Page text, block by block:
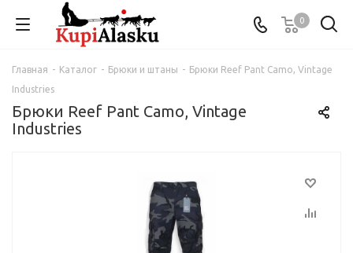
0
Главная - Каталог - Брюки и штаны - Брюки Reef Pant Camo, Vintage
Industries
Брюки Reef Pant Camo, Vintage
Industries